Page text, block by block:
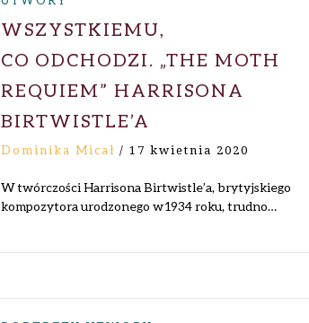
WSZYSTKIEMU,
CO ODCHODZI. „THE MOTH
REQUIEM” HARRISONA
BIRTWISTLE’A
Dominika Micał / 17 kwietnia 2020
W twórczości Harrisona Birtwistle’a, brytyjskiego
kompozytora urodzonego w 1934 roku, trudno…